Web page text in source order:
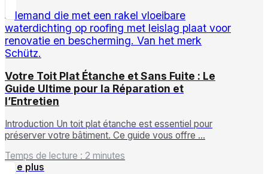
Votre Toit Plat Étanche et Sans Fuite : Le
Guide Ultime pour la Réparation et
l’Entretien
Introduction Un toit plat étanche est essentiel pour
préserver votre bâtiment. Ce guide vous offre …
Temps de lecture : 2 minutes
Lire plus